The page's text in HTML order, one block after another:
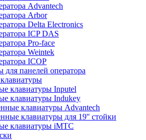
Advantech
Arbor
Delta Electronics
ICP DAS
Pro-face
Weintek
ICOP
для панелей оператора
клавиатуры Inputel
клавиатуры Indukey
клавиатуры Advantech
клавиатуры для 19'' стойки
клавиатуры iMTC